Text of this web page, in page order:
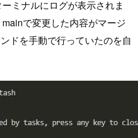
ミナルにログが表示されま
で変更した内容がマージ
ドを手動で行っていたのを自